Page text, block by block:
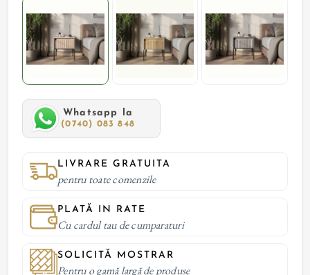
Whatsapp la
(0740) 083 848
LIVRARE GRATUITA
pentru toate comenzile
PLATĂ IN RATE
Cu cardul tau de cumparaturi
SOLICITĂ MOSTRAR
Pentru o gamă largă de produse